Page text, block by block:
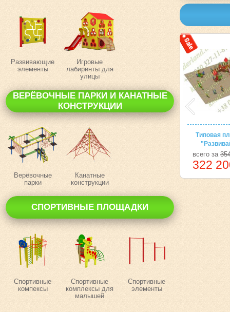
Развивающие
элементы
Игровые
лабиринты для
улицы
ВЕРЁВОЧНЫЕ ПАРКИ И КАНАТНЫЕ
КОНСТРУКЦИИ
Верёвочные
парки
Канатные
конструкции
СПОРТИВНЫЕ ПЛОЩАДКИ
Спортивные
компексы
Спортивные
комплексы для
малышей
Спортивные
элементы
Типовая
всего за
322